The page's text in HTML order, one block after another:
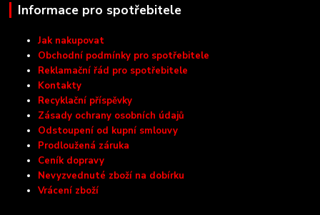
Informace pro spotřebitele
Jak nakupovat
Obchodní podmínky pro spotřebitele
Reklamační řád pro spotřebitele
Kontakty
Recyklační příspěvky
Zásady ochrany osobních údajů
Odstoupení od kupní smlouvy
Prodloužená záruka
Ceník dopravy
Nevyzvednuté zboží na dobírku
Vrácení zboží